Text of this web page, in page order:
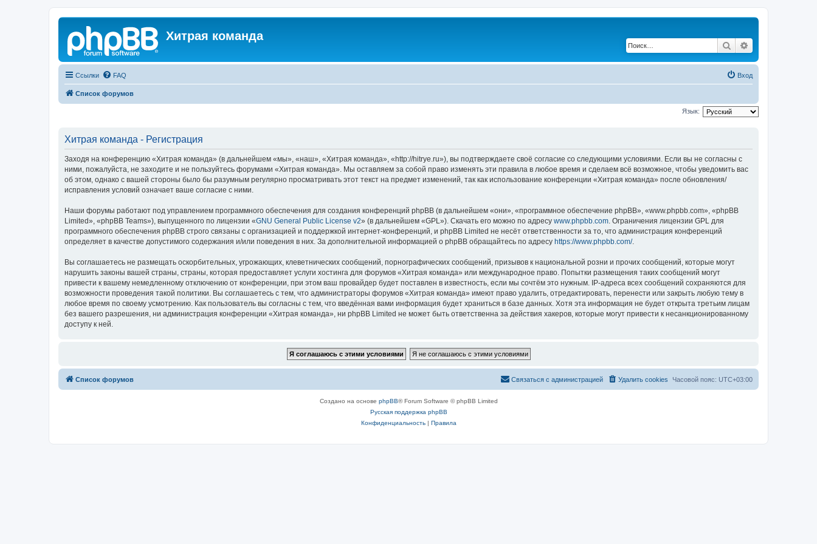
Хитрая команда
Поиск
Ссылки FAQ Вход
Список форумов
Язык:
Хитрая команда - Регистрация
Заходя на конференцию «Хитрая команда» (в дальнейшем «мы», «наш», «Хитрая команда», «http://hitrye.ru»), вы подтверждаете своё согласие со следующими условиями. Если вы не согласны с
ними, пожалуйста, не заходите и не пользуйтесь форумами «Хитрая команда». Мы оставляем за собой право изменять эти правила в любое время и сделаем всё возможное, чтобы уведомить вас
об этом, однако с вашей стороны было бы разумным регулярно просматривать этот текст на предмет изменений, так как использование конференции «Хитрая команда» после обновления/
исправления условий означает ваше согласие с ними.
Наши форумы работают под управлением программного обеспечения для создания конференций phpBB (в дальнейшем «они», «программное обеспечение phpBB», «www.phpbb.com», «phpBB
Limited», «phpBB Teams»), выпущенного по лицензии «GNU General Public License v2» (в дальнейшем «GPL»). Скачать его можно по адресу www.phpbb.com . Ограничения лицензии GPL для
программного обеспечения phpBB строго связаны с организацией и поддержкой интернет-конференций, и phpBB Limited не несёт ответственности за то, что администрация конференций
определяет в качестве допустимого содержания и/или поведения в них. За дополнительной информацией о phpBB обращайтесь по адресу https://www.phpbb.com/.
Вы соглашаетесь не размещать оскорбительных, угрожающих, клеветнических сообщений, порнографических сообщений, призывов к национальной розни и прочих сообщений, которые могут
нарушить законы вашей страны, страны, которая предоставляет услуги хостинга для форумов «Хитрая команда» или международное право. Попытки размещения таких сообщений могут
привести к вашему немедленному отключению от конференции, при этом ваш провайдер будет поставлен в известность, если мы сочтём это нужным. IP-адреса всех сообщений сохраняются для
возможности проведения такой политики. Вы соглашаетесь с тем, что администраторы форумов «Хитрая команда» имеют право удалить, отредактировать, перенести или закрыть любую тему в
любое время по своему усмотрению. Как пользователь вы согласны с тем, что введённая вами информация будет храниться в базе данных. Хотя эта информация не будет открыта третьим лицам
без вашего разрешения, ни администрация конференции «Хитрая команда», ни phpBB Limited не может быть ответственна за действия хакеров, которые могут привести к несанкционированному
доступу к ней.
Список форумов Часовой пояс: UTC+03:00
Удалить cookies
Связаться с администрацией
Создано на основе phpBB® Forum Software © phpBB Limited
Русская поддержка phpBB
Конфиденциальность| Правила